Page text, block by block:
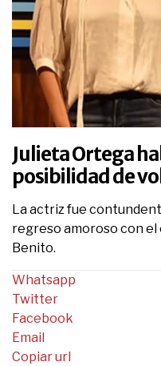
Julieta Ortega
posibilidad de
La actriz fue
regreso amoroso con el
Benito.
Whatsapp
Twitter
Facebook
Email
Copiar url